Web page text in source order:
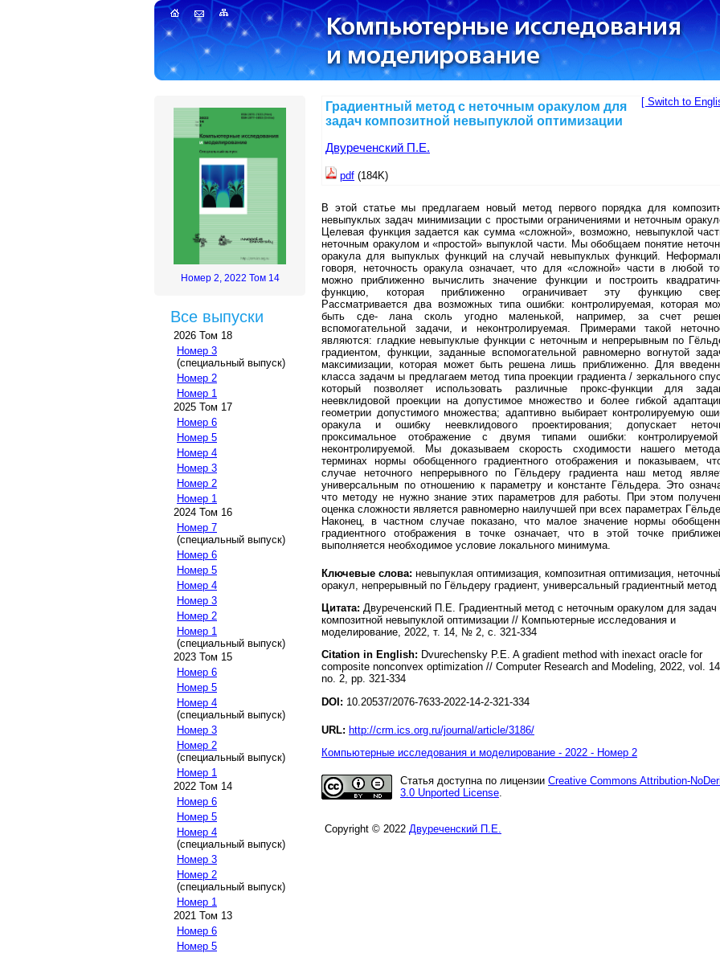
Номер 2, 2022 Том 14
Все выпуски
2026 Том 18
Номер 3
(специальный выпуск)
Номер 2
Номер 1
2025 Том 17
Номер 6
Номер 5
Номер 4
Номер 3
Номер 2
Номер 1
2024 Том 16
Номер 7
(специальный выпуск)
Номер 6
Номер 5
Номер 4
Номер 3
Номер 2
Номер 1
(специальный выпуск)
2023 Том 15
Номер 6
Номер 5
Номер 4
(специальный выпуск)
Номер 3
Номер 2
(специальный выпуск)
Номер 1
2022 Том 14
Номер 6
Номер 5
Номер 4
(специальный выпуск)
Номер 3
Номер 2
(специальный выпуск)
Номер 1
2021 Том 13
Номер 6
Номер 5
[ Switch to
Градиентный метод с неточным оракулом для
задач композитной невыпуклой оптимизации
Двуреченский П.Е.
pdf (184K)
В этой статье мы предлагаем новый метод первого порядка для
невыпуклых задач минимизации с простыми ограничениями и неточным
Целевая функция задается как сумма «сложной», возможно, невыпуклой
неточным оракулом и «простой» выпуклой части. Мы обобщаем понятие
оракула для выпуклых функций на случай невыпуклых функций.
говоря, неточность оракула означает, что для «сложной» части в любой
можно приближенно вычислить значение функции и построить
функцию, которая приближенно ограничивает эту функцию
Рассматривается два возможных типа ошибки: контролируемая, которая
быть сде- лана сколь угодно маленькой, например, за счет
вспомогательной задачи, и неконтролируемая. Примерами такой
являются: гладкие невыпуклые функции с неточным и непрерывным по
градиентом, функции, заданные вспомогательной равномерно вогнутой
максимизации, которая может быть решена лишь приближенно. Для
класса задачм ы предлагаем метод типа проекции градиента / зеркального
который позволяет использовать различные прокс-функции для
неевклидовой проекции на допустимое множество и более гибкой
геометрии допустимого множества; адаптивно выбирает контролируемую
оракула и ошибку неевклидового проектирования; допускает
проксимальное отображение с двумя типами ошибки:
неконтролируемой. Мы доказываем скорость сходимости нашего
терминах нормы обобщенного градиентного отображения и показываем,
случае неточного непрерывного по Гёльдеру градиента наш метод
универсальным по отношению к параметру и константе Гёльдера. Это
что методу не нужно знание этих параметров для работы. При этом
оценка сложности является равномерно наилучшей при всех параметрах
Наконец, в частном случае показано, что малое значение нормы
градиентного отображения в точке означает, что в этой точке
выполняется необходимое условие локального минимума.
Ключевые слова: невыпуклая оптимизация, композитная оптимизация,
оракул, непрерывный по Гёльдеру градиент, универсальный градиентный метод
Цитата: Двуреченский П.Е. Градиентный метод с неточным оракулом для задач
композитной невыпуклой оптимизации // Компьютерные исследования и
моделирование, 2022, т. 14, № 2, с. 321-334
Citation in English: Dvurechensky P.E. A gradient method with inexact oracle for
composite nonconvex optimization // Computer Research and Modeling, 2022, vol.
no. 2, pp. 321-334
DOI: 10.20537/2076-7633-2022-14-2-321-334
URL: http://crm.ics.org.ru/journal/article/3186/
Компьютерные исследования и моделирование - 2022 - Номер 2
Статья доступна по лицензии Creative Commons Attribution-
3.0 Unported License
Copyright © 2022 Двуреченский П.Е.